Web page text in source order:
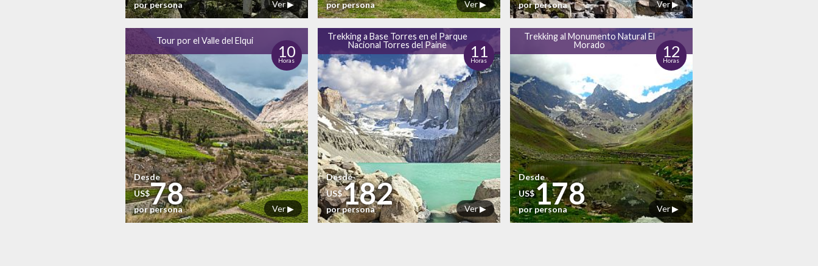
Ver ▶
por persona Ver ▶
por persona Ver ▶
por persona
Tour por el Valle del Elqui
10
Horas
Ver ▶
Desde
US$78
por persona
Trekking a Base Torres en el Parque
Nacional Torres del Paine
11
Horas
Ver ▶
Desde
US$182
por persona
Trekking al Monumento Natural El
Morado
12
Horas
Ver ▶
Desde
US$178
por persona